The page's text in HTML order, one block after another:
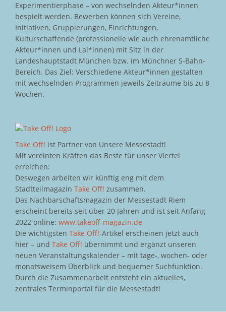
Experimentierphase – von wechselnden Akteur*innen
bespielt werden. Bewerben können sich Vereine,
Initiativen, Gruppierungen, Einrichtungen,
Kulturschaffende (professionelle wie auch ehrenamtliche
Akteur*innen und Lai*innen) mit Sitz in der
Landeshauptstadt München bzw. im Münchner S-Bahn-
Bereich. Das Ziel: Verschiedene Akteur*innen gestalten
mit wechselnden Programmen jeweils Zeiträume bis zu 8
Wochen.
Take Off! ist Partner von Unsere Messestadt!
Mit vereinten Kräften das Beste für unser Viertel
erreichen:
Deswegen arbeiten wir künftig eng mit dem
Stadtteilmagazin Take Off! zusammen.
Das Nachbarschaftsmagazin der Messestadt Riem
erscheint bereits seit über 20 Jahren und ist seit Anfang
2022 online: www.takeoff-magazin.de
Die wichtigsten Take Off!-Artikel erscheinen jetzt auch
hier – und Take Off! übernimmt und ergänzt unseren
neuen Veranstaltungskalender – mit tage-, wochen- oder
monatsweisem Überblick und bequemer Suchfunktion.
Durch die Zusammenarbeit entsteht ein aktuelles,
zentrales Terminportal für die Messestadt!